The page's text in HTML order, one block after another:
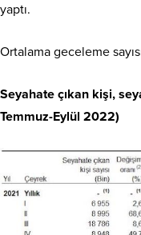
yaptı.
Ortalama geceleme
Seyahate çıkan kişi,
Temmuz-Eylül 2022)